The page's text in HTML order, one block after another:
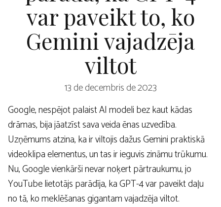
var paveikt to, ko
Gemini vajadzēja
viltot
13 de decembris de 2023
Google, nespējot palaist AI modeli bez kaut kādas
drāmas, bija jāatzīst sava veida ēnas uzvedība.
Uzņēmums atzina, ka ir viltojis dažus Gemini praktiskā
videoklipa elementus, un tas ir ieguvis zināmu trūkumu.
Nu, Google vienkārši nevar noķert pārtraukumu, jo
YouTube lietotājs parādīja, ka GPT-4 var paveikt daļu
no tā, ko meklēšanas gigantam vajadzēja viltot.